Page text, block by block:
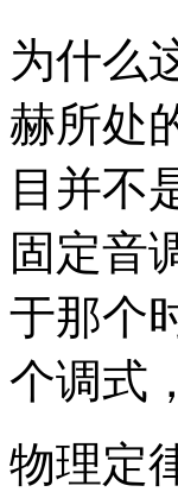
为什么
赫所处
目并不
固定音
于那个
个调式
物理定